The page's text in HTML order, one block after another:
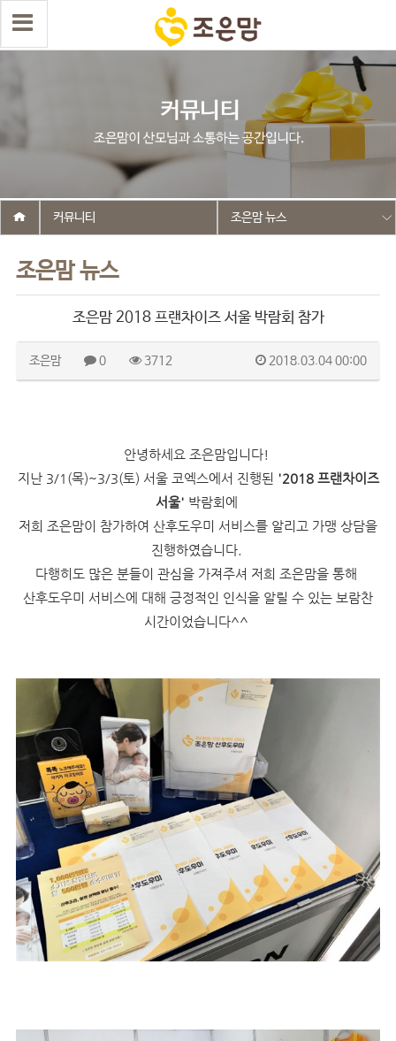
조은맘 뉴스
커뮤니티 조은맘 뉴스
조은맘 2018 프랜차이즈 서울 박람회 참가
조은맘 0 3712 2018.03.04 00:00
안녕하세요 조은맘입니다!
지난 3/1(목)~3/3(토) 서울 코엑스에서 진행된 '2018 프랜차이즈
서울' 박람회에
저희 조은맘이 참가하여 산후도우미 서비스를 알리고 가맹 상담을
진행하였습니다.
다행히도 많은 분들이 관심을 가져주셔 저희 조은맘을 통해
산후도우미 서비스에 대해 긍정적인 인식을 알릴 수 있는 보람찬
시간이었습니다^^